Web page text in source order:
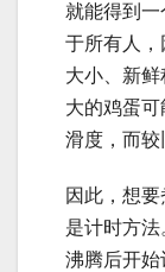
就能得到
于所有人
大小、新
大的鸡蛋
滑度，而较
因此，想
是计时方
沸腾后开